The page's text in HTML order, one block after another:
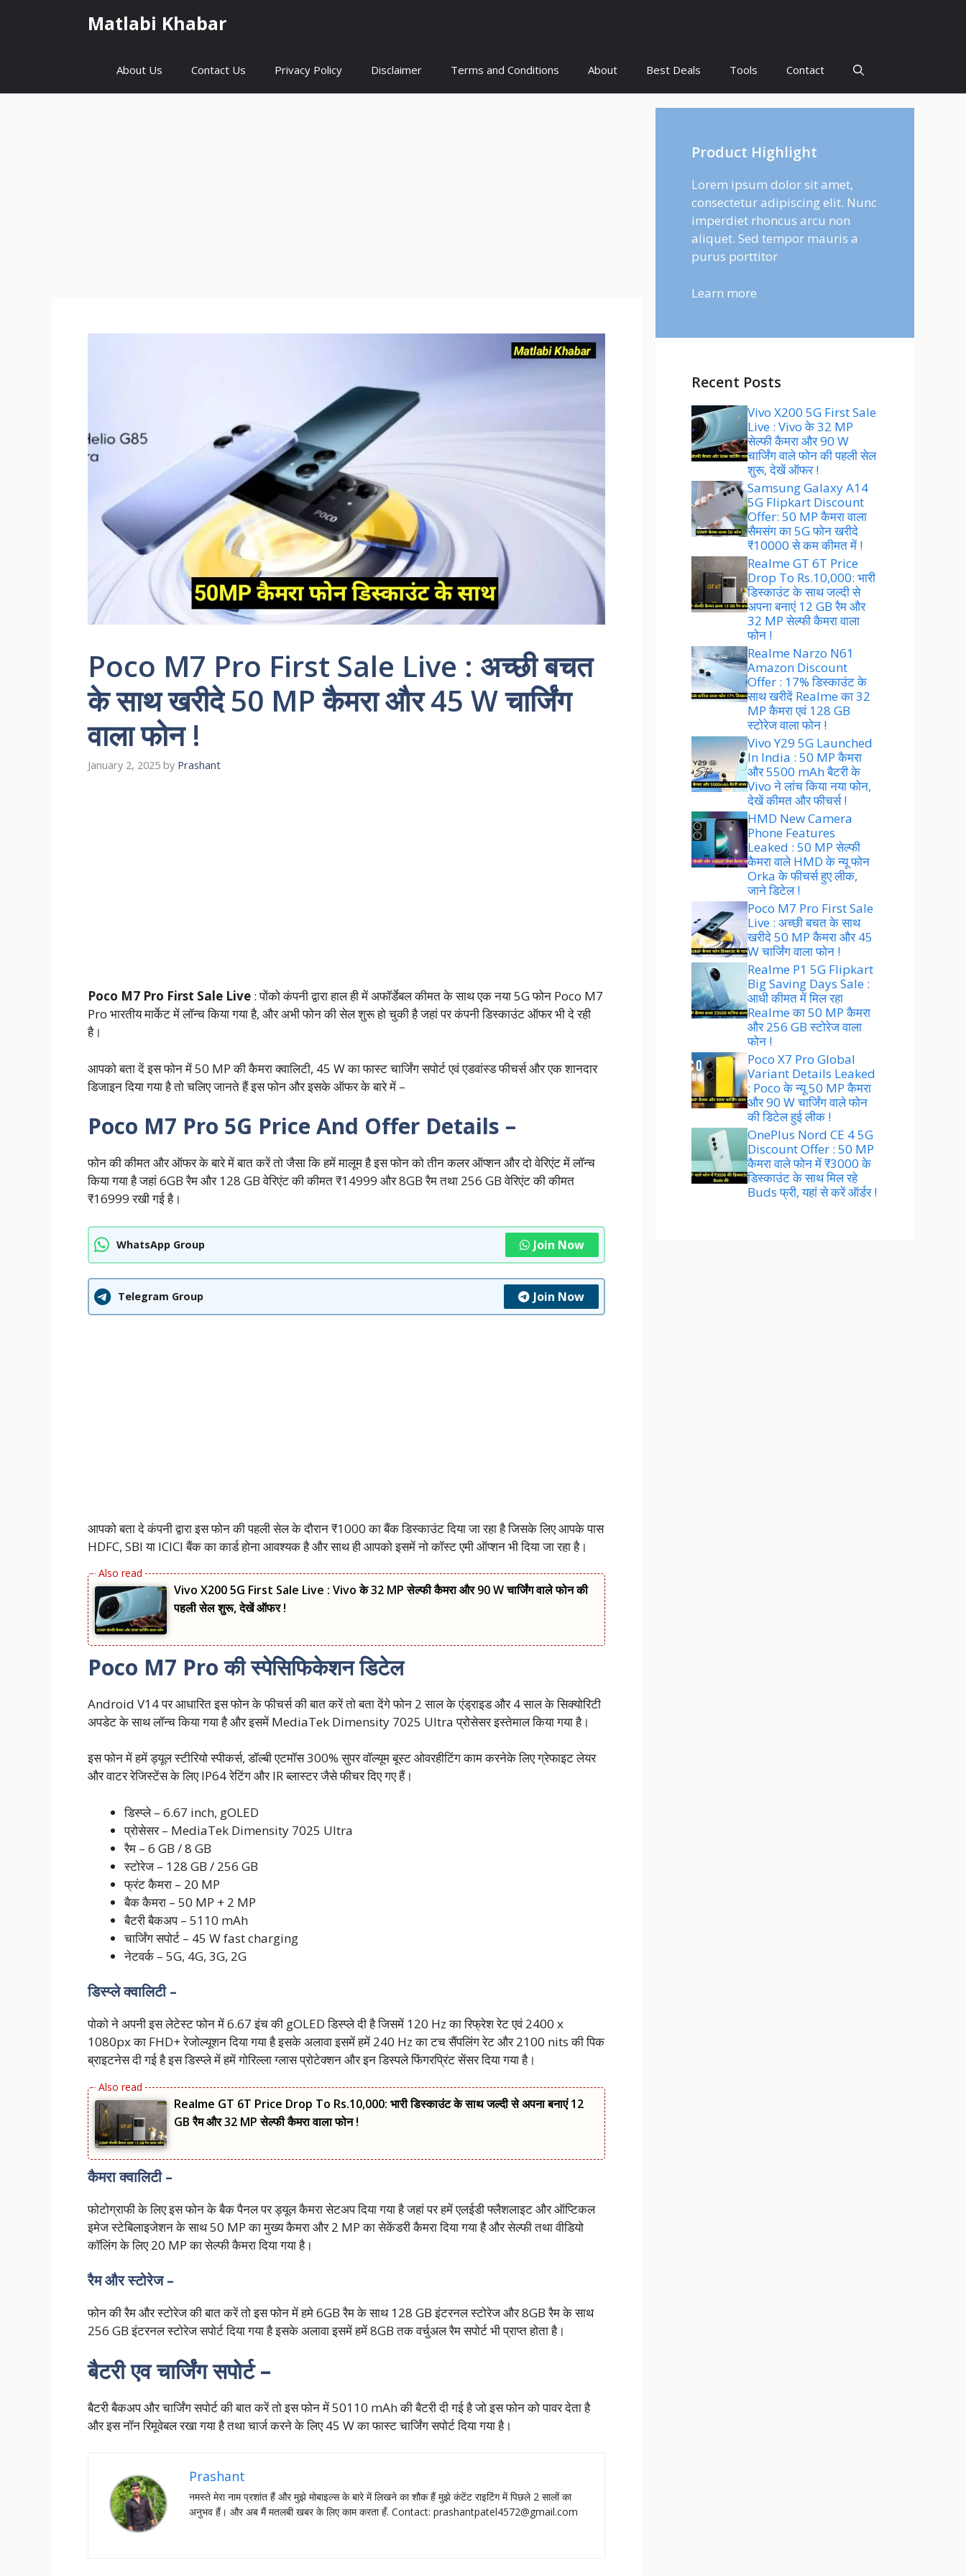
Matlabi Khabar
About Us Contact Us Privacy Policy Disclaimer Terms and Conditions About Best Deals Tools Contact
Poco M7 Pro First Sale Live : अच्छी बचत
के साथ खरीदे 50 MP कैमरा और 45 W चार्जिंग
वाला फोन !
January 2, 2025 by Prashant
Poco M7 Pro First Sale Live : पोंको कंपनी द्वारा हाल ही में अफॉर्डेबल कीमत के साथ एक नया 5G फोन Poco M7
Pro भारतीय मार्केट में लॉन्च किया गया है, और अभी फोन की सेल शुरू हो चुकी है जहां पर कंपनी डिस्काउंट ऑफर भी दे रही
है।
आपको बता दें इस फोन में 50 MP की कैमरा क्वालिटी, 45 W का फास्ट चार्जिंग सपोर्ट एवं एडवांस्ड फीचर्स और एक शानदार
डिजाइन दिया गया है तो चलिए जानते हैं इस फोन और इसके ऑफर के बारे में –
Poco M7 Pro 5G Price And Offer Details –
फोन की कीमत और ऑफर के बारे में बात करें तो जैसा कि हमें मालूम है इस फोन को तीन कलर ऑप्शन और दो वेरिएंट में लॉन्च
किया गया है जहां 6GB रैम और 128 GB वेरिएंट की कीमत ₹14999 और 8GB रैम तथा 256 GB वेरिएंट की कीमत
₹16999 रखी गई है।
WhatsApp Group Join Now
Telegram Group Join Now
आपको बता दे कंपनी द्वारा इस फोन की पहली सेल के दौरान ₹1000 का बैंक डिस्काउंट दिया जा रहा है जिसके लिए आपके पास
HDFC, SBI या ICICI बैंक का कार्ड होना आवश्यक है और साथ ही आपको इसमें नो कॉस्ट एमी ऑप्शन भी दिया जा रहा है।
Vivo X200 5G First Sale Live : Vivo के 32 MP सेल्फी कैमरा और 90 W चार्जिंग वाले फोन की
पहली सेल शुरू, देखें ऑफर !
Poco M7 Pro की स्पेसिफिकेशन डिटेल
Android V14 पर आधारित इस फोन के फीचर्स की बात करें तो बता देंगे फोन 2 साल के एंड्राइड और 4 साल के सिक्योरिटी
अपडेट के साथ लॉन्च किया गया है और इसमें MediaTek Dimensity 7025 Ultra प्रोसेसर इस्तेमाल किया गया है।
इस फोन में हमें ड्यूल स्टीरियो स्पीकर्स, डॉल्बी एटमॉस 300% सुपर वॉल्यूम बूस्ट ओवरहीटिंग काम करनेके लिए ग्रेफाइट लेयर
और वाटर रेजिस्टेंस के लिए IP64 रेटिंग और IR ब्लास्टर जैसे फीचर दिए गए हैं।
डिस्प्ले – 6.67 inch, gOLED
प्रोसेसर – MediaTek Dimensity 7025 Ultra
रैम – 6 GB / 8 GB
स्टोरेज – 128 GB / 256 GB
फ्रंट कैमरा – 20 MP
बैक कैमरा – 50 MP + 2 MP
बैटरी बैकअप – 5110 mAh
चार्जिंग सपोर्ट – 45 W fast charging
नेटवर्क – 5G, 4G, 3G, 2G
डिस्प्ले क्वालिटी –
पोको ने अपनी इस लेटेस्ट फोन में 6.67 इंच की gOLED डिस्प्ले दी है जिसमें 120 Hz का रिफ्रेश रेट एवं 2400 x
1080px का FHD+ रेजोल्यूशन दिया गया है इसके अलावा इसमें हमें 240 Hz का टच सैंपलिंग रेट और 2100 nits की पिक
ब्राइटनेस दी गई है इस डिस्प्ले में हमें गोरिल्ला ग्लास प्रोटेक्शन और इन डिस्पले फिंगरप्रिंट सेंसर दिया गया है।
Realme GT 6T Price Drop To Rs.10,000: भारी डिस्काउंट के साथ जल्दी से अपना बनाएं 12
GB रैम और 32 MP सेल्फी कैमरा वाला फोन !
कैमरा क्वालिटी –
फोटोग्राफी के लिए इस फोन के बैक पैनल पर ड्यूल कैमरा सेटअप दिया गया है जहां पर हमें एलईडी फ्लैशलाइट और ऑप्टिकल
इमेज स्टेबिलाइजेशन के साथ 50 MP का मुख्य कैमरा और 2 MP का सेकेंडरी कैमरा दिया गया है और सेल्फी तथा वीडियो
कॉलिंग के लिए 20 MP का सेल्फी कैमरा दिया गया है।
रैम और स्टोरेज –
फोन की रैम और स्टोरेज की बात करें तो इस फोन में हमे 6GB रैम के साथ 128 GB इंटरनल स्टोरेज और 8GB रैम के साथ
256 GB इंटरनल स्टोरेज सपोर्ट दिया गया है इसके अलावा इसमें हमें 8GB तक वर्चुअल रैम सपोर्ट भी प्राप्त होता है।
बैटरी एव चार्जिंग सपोर्ट –
बैटरी बैकअप और चार्जिंग सपोर्ट की बात करें तो इस फोन में 50110 mAh की बैटरी दी गई है जो इस फोन को पावर देता है
और इस नॉन रिमूवेबल रखा गया है तथा चार्ज करने के लिए 45 W का फास्ट चार्जिंग सपोर्ट दिया गया है।
Prashant
नमस्‍ते मेरा नाम प्रशांत हैं और मुझे मोबाइल्‍स के बारे में लिखने का शौक हैं मुझे कंटेंट राइटिंग में पिछले 2 सालों का
अनुभव हैं। और अब मैं मतलबी खबर के लिए काम करता हँ. Contact: prashantpatel4572@gmail.com
Product Highlight
Lorem ipsum dolor sit amet,
consectetur adipiscing elit. Nunc
imperdiet rhoncus arcu non
aliquet. Sed tempor mauris a
purus porttitor
Learn more
Recent Posts
Vivo X200 5G First Sale
Live : Vivo के 32 MP
सेल्फी कैमरा और 90 W
चार्जिंग वाले फोन की पहली सेल
शुरू, देखें ऑफर !
Samsung Galaxy A14
5G Flipkart Discount
Offer: 50 MP कैमरा वाला
सैमसंग का 5G फोन खरीदे
₹10000 से कम कीमत में !
Realme GT 6T Price
Drop To Rs.10,000: भारी
डिस्काउंट के साथ जल्दी से
अपना बनाएं 12 GB रैम और
32 MP सेल्फी कैमरा वाला
फोन !
Realme Narzo N61
Amazon Discount
Offer : 17% डिस्काउंट के
साथ खरीदें Realme का 32
MP कैमरा एवं 128 GB
स्टोरेज वाला फोन !
Vivo Y29 5G Launched
In India : 50 MP कैमरा
और 5500 mAh बैटरी के
Vivo ने लांच किया नया फोन,
देखें कीमत और फीचर्स !
HMD New Camera
Phone Features
Leaked : 50 MP सेल्फी
कैमरा वाले HMD के न्यू फोन
Orka के फीचर्स हुए लीक,
जाने डिटेल !
Poco M7 Pro First Sale
Live : अच्छी बचत के साथ
खरीदे 50 MP कैमरा और 45
W चार्जिंग वाला फोन !
Realme P1 5G Flipkart
Big Saving Days Sale :
आधी कीमत में मिल रहा
Realme का 50 MP कैमरा
और 256 GB स्टोरेज वाला
फोन !
Poco X7 Pro Global
Variant Details Leaked
: Poco के न्यू 50 MP कैमरा
और 90 W चार्जिंग वाले फोन
की डिटेल हुई लीक !
OnePlus Nord CE 4 5G
Discount Offer : 50 MP
कैमरा वाले फोन में ₹3000 के
डिस्काउंट के साथ मिल रहे
Buds फ्री, यहां से करें ऑर्डर !